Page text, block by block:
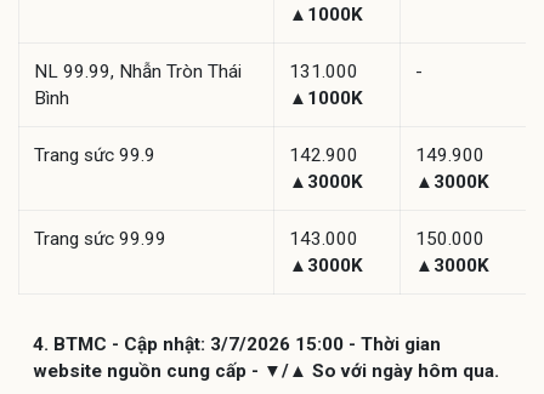
▲1000K
NL 99.99, Nhẫn Tròn Thái
Bình
131.000
▲1000K
-
Trang sức 99.9
142.900
▲3000K
149.900
▲3000K
Trang sức 99.99
143.000
▲3000K
150.000
▲3000K
4. BTMC - Cập nhật: 3/7/2026 15:00 - Thời gian
website nguồn cung cấp - ▼/▲ So với ngày hôm qua.